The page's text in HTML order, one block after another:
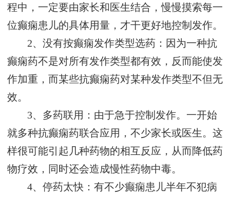
程中，一定要由家长和医生结合，慢慢摸索每一
位癫痫患儿的具体用量，才干更好地控制发作。
2、没有按癫痫发作类型选药：因为一种抗
癫痫药不是对所有发作类型都有效，反而能使发
作加重，而某些抗癫痫药对某种发作类型不但无
效。
3、多药联用：由于急于控制发作。一开始
就多种抗癫痫药联合应用，不少家长或医生。这
样很可能引起几种药物的相互反应，从而降低药
物疗效，同时还会造成慢性药物中毒。
4、停药太快：有不少癫痫患儿半年不犯病